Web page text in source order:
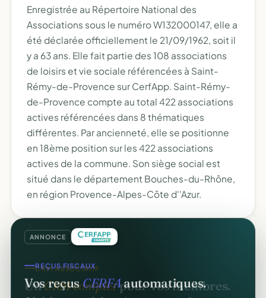
Enregistrée au Répertoire National des
Associations sous le numéro W132000147, elle a
été déclarée officiellement le 21/09/1962, soit il
y a 63 ans. Elle fait partie des 108 associations
de loisirs et vie sociale référencées à Saint-
Rémy-de-Provence sur CerfApp. Saint-Rémy-
de-Provence compte au total 422 associations
actives référencées dans 8 thématiques
différentes. Par ancienneté, elle se positionne
en 18ème position sur les 422 associations
actives de la commune. Son siège social est
situé dans le département Bouches-du-Rhône,
en région Provence-Alpes-Côte d''Azur.
ANNONCE
REÇUS FISCAUX
Vos reçusCERFAautomatiques.